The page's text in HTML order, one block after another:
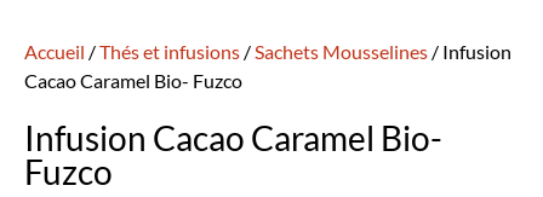
Accueil /Thés et infusions / Sachets Mousselines / Infusion
Cacao Caramel Bio- Fuzco
Infusion Cacao Caramel Bio-
Fuzco